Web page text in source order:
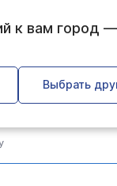
к вам город —
Выбрать